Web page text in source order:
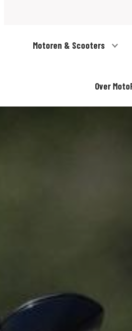
Motoren & Scooters
Over